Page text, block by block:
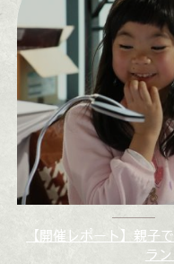
【開催レポート】親子
ラ